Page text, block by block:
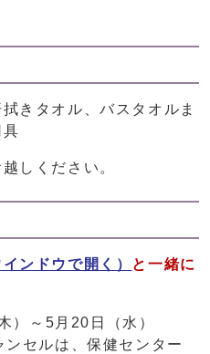
きタオル、バスタオルま
しください。
インドウで開く） と一緒に
）～5月20日（水）
セルは、保健センター